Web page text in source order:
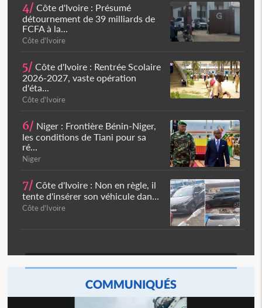
4/ Côte d'Ivoire : Présumé
détournement de 39 milliards de
FCFA à la...
Côte d'Ivoire
5/ Côte d'Ivoire : Rentrée Scolaire
2026-2027, vaste opération
d'éta...
Côte d'Ivoire
6/ Niger : Frontière Bénin-Niger,
les conditions de Tiani pour sa
ré...
Niger
7/ Côte d'Ivoire : Non en règle, il
tente d'insérer son véhicule dan...
Côte d'Ivoire
COMMUNIQUÉS